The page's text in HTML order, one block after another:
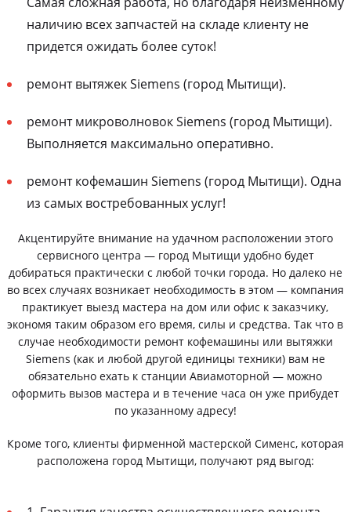
наличию всех запчастей на складе клиенту не
придется ожидать более суток!
ремонт вытяжек Siemens (город Мытищи).
ремонт микроволновок Siemens (город Мытищи).
Выполняется максимально оперативно.
ремонт кофемашин Siemens (город Мытищи). Одна
из самых востребованных услуг!
Акцентируйте внимание на удачном расположении этого
сервисного центра — город Мытищи удобно будет
добираться практически с любой точки города. Но далеко не
во всех случаях возникает необходимость в этом — компания
практикует выезд мастера на дом или офис к заказчику,
экономя таким образом его время, силы и средства. Так что в
случае необходимости ремонт кофемашины или вытяжки
Siemens (как и любой другой единицы техники) вам не
обязательно ехать к станции Авиамоторной — можно
оформить вызов мастера и в течение часа он уже прибудет
по указанному адресу!
Кроме того, клиенты фирменной мастерской Сименс, которая
расположена город Мытищи, получают ряд выгод: